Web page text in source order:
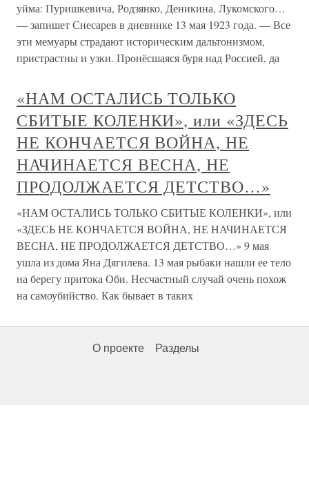
уйма: Пуришкевича, Родзянко, Деникина, Лукомского…
— запишет Снесарев в дневнике 13 мая 1923 года. — Все
эти мемуары страдают историческим дальтонизмом,
пристрастны и узки. Пронёсшаяся буря над Россией, да
«НАМ ОСТАЛИСЬ ТОЛЬКО
СБИТЫЕ КОЛЕНКИ», или «ЗДЕСЬ
НЕ КОНЧАЕТСЯ ВОЙНА, НЕ
НАЧИНАЕТСЯ ВЕСНА, НЕ
ПРОДОЛЖАЕТСЯ ДЕТСТВО…»
«НАМ ОСТАЛИСЬ ТОЛЬКО СБИТЫЕ КОЛЕНКИ», или
«ЗДЕСЬ НЕ КОНЧАЕТСЯ ВОЙНА, НЕ НАЧИНАЕТСЯ
ВЕСНА, НЕ ПРОДОЛЖАЕТСЯ ДЕТСТВО…» 9 мая
ушла из дома Яна Дягилева. 13 мая рыбаки нашли ее тело
на берегу притока Оби. Несчастный случай очень похож
на самоубийство. Как бывает в таких
О проекте Разделы